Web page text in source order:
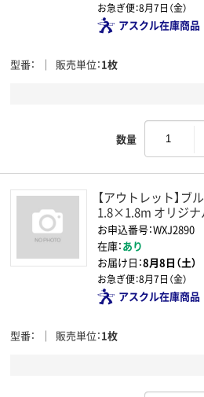
お急ぎ便：8月7日（金）
アスクル在庫商品
型番 販売単位 1枚
数量
【アウトレット】
1.8×1.8m オリジナ
お申込番号：WXJ2890
在庫：あり
お届け日：8月8日（土）
お急ぎ便：8月7日（金）
アスクル在庫商品
型番 販売単位 1枚